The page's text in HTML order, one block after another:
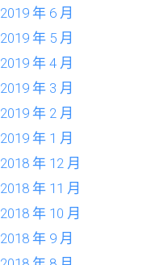
2019 年 6 月
2019 年 5 月
2019 年 4 月
2019 年 3 月
2019 年 2 月
2019 年 1 月
2018 年 12 月
2018 年 11 月
2018 年 10 月
2018 年 9 月